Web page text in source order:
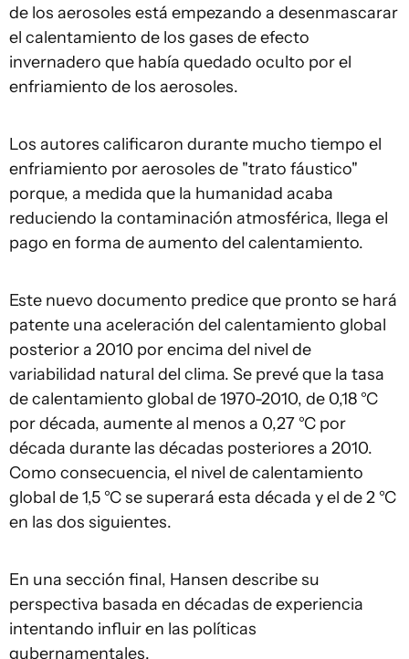
de los aerosoles está empezando a desenmascarar
el calentamiento de los gases de efecto
invernadero que había quedado oculto por el
enfriamiento de los aerosoles.
Los autores calificaron durante mucho tiempo el
enfriamiento por aerosoles de "trato fáustico"
porque, a medida que la humanidad acaba
reduciendo la contaminación atmosférica, llega el
pago en forma de aumento del calentamiento.
Este nuevo documento predice que pronto se hará
patente una aceleración del calentamiento global
posterior a 2010 por encima del nivel de
variabilidad natural del clima. Se prevé que la tasa
de calentamiento global de 1970-2010, de 0,18 °C
por década, aumente al menos a 0,27 °C por
década durante las décadas posteriores a 2010.
Como consecuencia, el nivel de calentamiento
global de 1,5 °C se superará esta década y el de 2 °C
en las dos siguientes.
En una sección final, Hansen describe su
perspectiva basada en décadas de experiencia
intentando influir en las políticas
gubernamentales.